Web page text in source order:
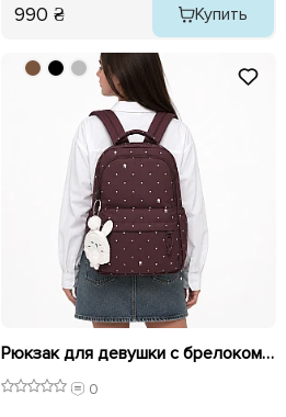
990 ₴ Купить
Рюкзак для девушки с брелоком 596511 Сиренево-коричневая
0